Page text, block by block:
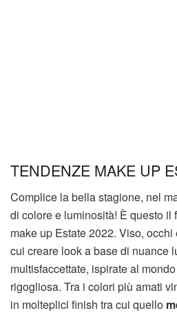
TENDENZE MAKE UP
Complice la bella stagione, nel
di colore e luminosità! È questo il
make up Estate 2022. Viso,
cui creare look a base di nuance
multisfaccettate, ispirate al
rigogliosa. Tra i colori più amati
in molteplici finish tra cui quello